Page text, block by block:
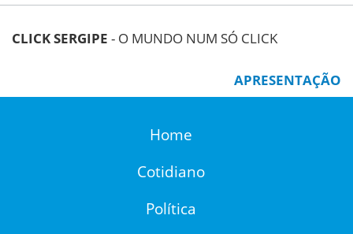
CLICK SERGIPE - O MUNDO NUM SÓ CLICK
APRESENTAÇÃO
Home
Cotidiano
Política